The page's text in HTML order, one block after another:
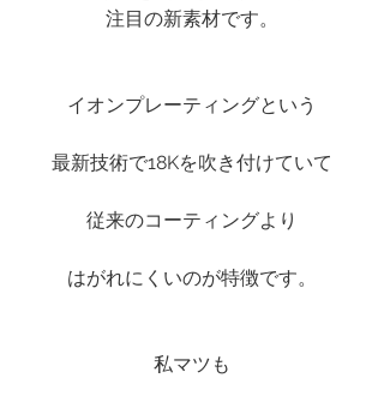
注目の新素材です。
イオンプレーティングという
最新技術で18Kを吹き付けていて
従来のコーティングより
はがれにくいのが特徴です。
私マツも